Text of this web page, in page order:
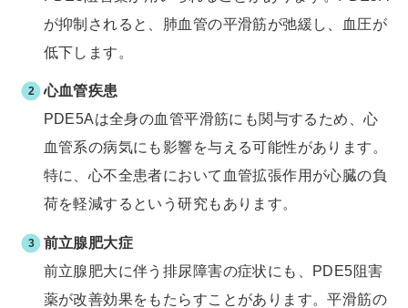
が抑制されると、肺血管の平滑筋が弛緩し、血圧が
低下します。
心血管疾患
PDE5Aは全身の血管平滑筋にも関与するため、心
血管系の病気にも影響を与える可能性があります。
特に、心不全患者において血管拡張作用が心臓の負
荷を軽減するという研究もあります。
前立腺肥大症
前立腺肥大に伴う排尿障害の症状にも、PDE5阻害
薬が改善効果をもたらすことがあります。平滑筋の